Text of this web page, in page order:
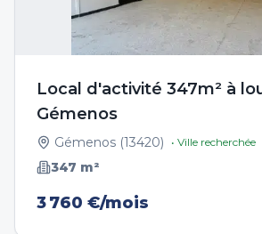
Local d'activité 347m² à
Gémenos
Gémenos (13420) • Ville recherchée
347 m²
3 760 €/mois